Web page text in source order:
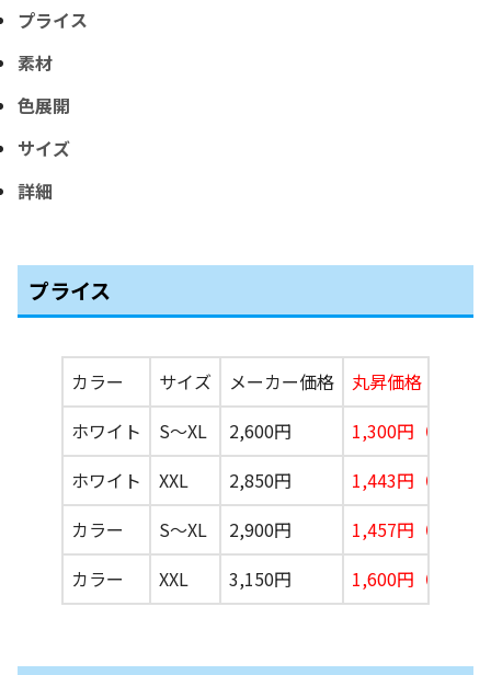
プライス
素材
色展開
サイズ
詳細
プライス
カラー サイズ メーカー価格
丸昇価格
ホワイト
S〜XL 2,600円 1,300円 （税込
ホワイト
XXL 2,850円
1,443円（税込
カラー
S〜XL 2,900円
1,457円（税込
カラー
XXL 3,150円 1,600円（税込